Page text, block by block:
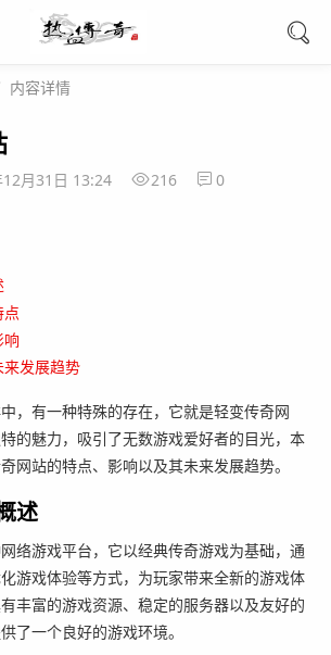
内容详情
月31日 13:24 216 0
发展趋势
，有一种特殊的存在，它就是轻变传奇网
的魅力，吸引了无数游戏爱好者的目光，本
网站的特点、影响以及其未来发展趋势。
述
络游戏平台，它以经典传奇游戏为基础，通
游戏体验等方式，为玩家带来全新的游戏体
丰富的游戏资源、稳定的服务器以及友好的
了一个良好的游戏环境。